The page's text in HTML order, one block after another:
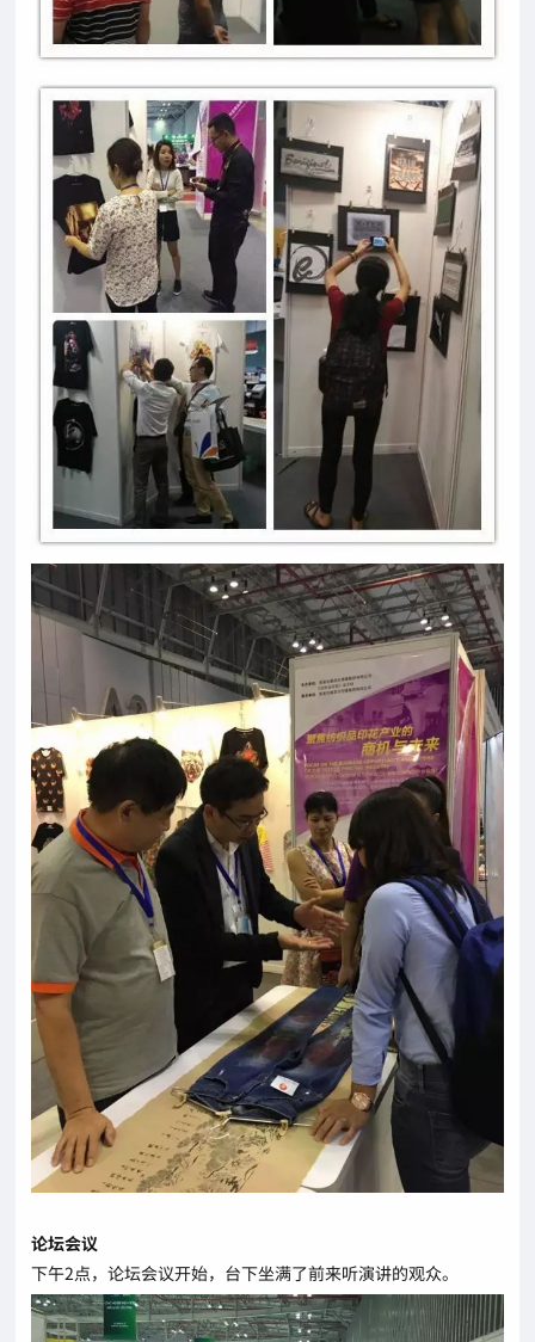
论坛会议
下午2点，论坛会议开始，台下坐满了前来听演讲的观众。